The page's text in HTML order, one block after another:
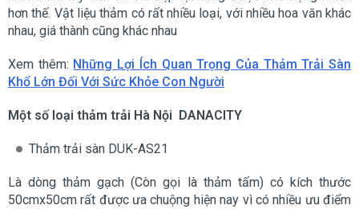
hơn thế. Vật liệu thảm có rất nhiều loại, với nhiều hoa văn khác
nhau, giá thành cũng khác nhau
Xem thêm: Những Lợi Ích Quan Trọng Của Thảm Trải Sàn
Khổ Lớn Đối Với Sức Khỏe Con Người
Một số loại thảm trải Hà Nội DANACITY
Thảm trải sàn DUK-AS21
Là dòng thảm gạch (Còn gọi là thảm tấm) có kích thước
50cmx50cm rất được ưa chuộng hiện nay vì có nhiều ưu điểm